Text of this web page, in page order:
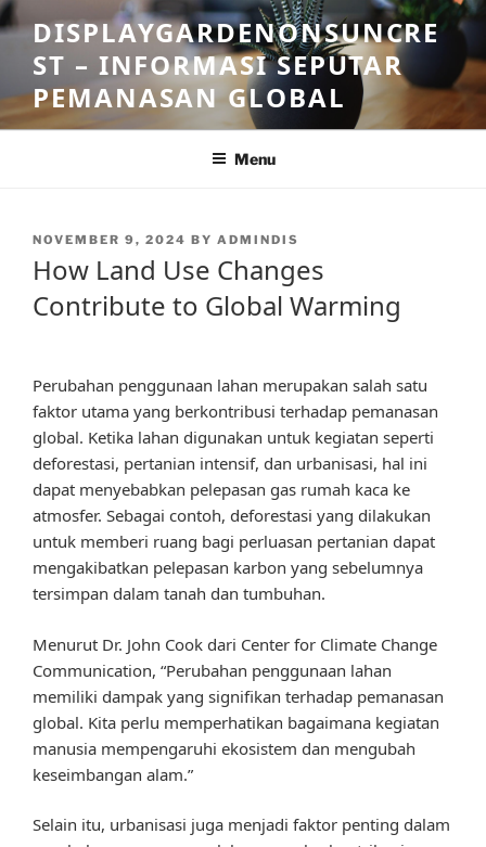
Skip
to
content
DISPLAYGARDENONSUNCRE
ST – INFORMASI SEPUTAR
PEMANASAN GLOBAL
Menu
POSTED
NOVEMBER 9, 2024 BY ADMINDIS
How Land Use Changes
Contribute to Global Warming
Perubahan penggunaan lahan merupakan salah satu
faktor utama yang berkontribusi terhadap pemanasan
global. Ketika lahan digunakan untuk kegiatan seperti
deforestasi, pertanian intensif, dan urbanisasi, hal ini
dapat menyebabkan pelepasan gas rumah kaca ke
atmosfer. Sebagai contoh, deforestasi yang dilakukan
untuk memberi ruang bagi perluasan pertanian dapat
mengakibatkan pelepasan karbon yang sebelumnya
tersimpan dalam tanah dan tumbuhan.
Menurut Dr. John Cook dari Center for Climate Change
Communication, “Perubahan penggunaan lahan
memiliki dampak yang signifikan terhadap pemanasan
global. Kita perlu memperhatikan bagaimana kegiatan
manusia mempengaruhi ekosistem dan mengubah
keseimbangan alam.”
Selain itu, urbanisasi juga menjadi faktor penting dalam